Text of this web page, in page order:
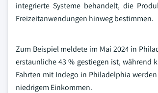
integrierte Systeme behandelt, die
Freizeitanwendungen hinweg bestimmen.
Zum Beispiel meldete im Mai 2024 in
erstaunliche 43 % gestiegen ist, während
Fahrten mit Indego in Philadelphia
niedrigem Einkommen.